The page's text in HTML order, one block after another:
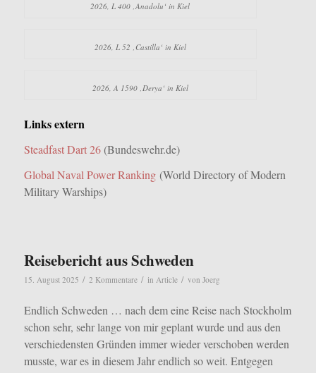
2026, L 400 ‚Anadolu‘ in Kiel
2026, L 52 ‚Castilla‘ in Kiel
2026, A 1590 ‚Derya‘ in Kiel
Links extern
Steadfast Dart 26(Bundeswehr.de)
Global Naval Power Ranking(World Directory of Modern
Military Warships)
Reisebericht aus Schweden
15. August 2025 / 2 Kommentare / in Article / von Joerg
Endlich Schweden … nach dem eine Reise nach Stockholm
schon sehr, sehr lange von mir geplant wurde und aus den
verschiedensten Gründen immer wieder verschoben werden
musste, war es in diesem Jahr endlich so weit. Entgegen